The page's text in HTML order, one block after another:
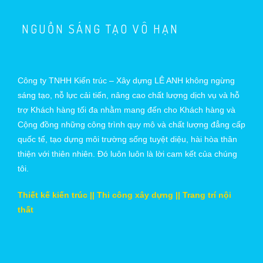
NGUỒN SÁNG TẠO VÔ HẠN
Công ty TNHH Kiến trúc – Xây dựng LÊ ANH không ngừng
sáng tạo, nỗ lực cải tiến, nâng cao chất lượng dịch vụ và hỗ
trợ Khách hàng tối đa nhằm mang đến cho Khách hàng và
Cộng đồng những công trình quy mô và chất lượng đẳng cấp
quốc tế, tạo dựng môi trường sống tuyệt diệu, hài hòa thân
thiện với thiên nhiên. Đó luôn luôn là lời cam kết của chúng
tôi.
Thiết kế kiến trúc || Thi công xây dựng || Trang trí nội
thất